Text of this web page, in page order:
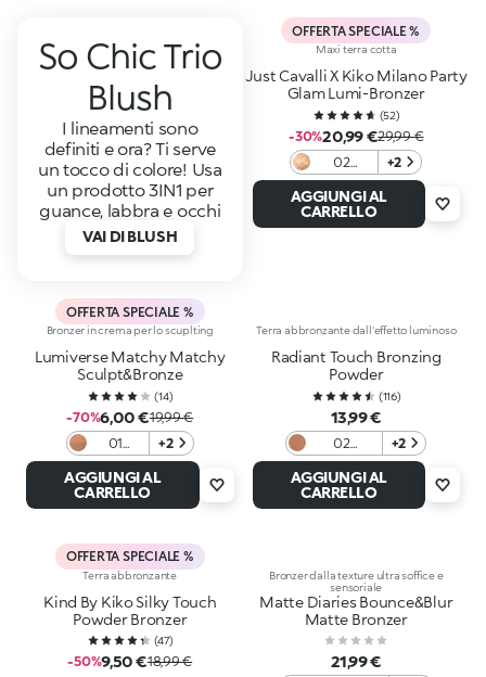
So Chic Trio
Blush
I lineamenti sono
definiti e ora? Ti serve
un tocco di colore! Usa
un prodotto 3IN1 per
guance, labbra e occhi
VAI DI BLUSH
OFFERTA SPECIALE %
Maxi terra cotta
Just Cavalli X Kiko Milano Party
Glam Lumi-Bronzer
(52)
-30%20,99 €29,99 €
02
Savanna
Toffee
+2
AGGIUNGI AL
CARRELLO
OFFERTA SPECIALE %
Bronzer in crema per lo scuplting
Lumiverse Matchy Matchy
Sculpt&Bronze
(14)
-70%6,00 €19,99 €
01
Almond
Veil
+2
AGGIUNGI AL
CARRELLO
Terra abbronzante dall'effetto luminoso
Radiant Touch Bronzing
Powder
(116)
13,99 €
02
Luminous
Sienna
+2
AGGIUNGI AL
CARRELLO
OFFERTA SPECIALE %
Terra abbronzante
Kind By Kiko Silky Touch
Powder Bronzer
(47)
-50%9,50 €18,99 €
Bronzer dalla texture ultra soffice e
sensoriale
Matte Diaries Bounce&Blur
Matte Bronzer
21,99 €